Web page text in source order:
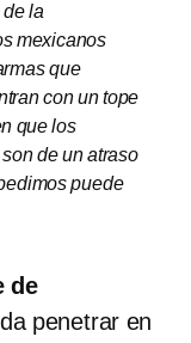
la
mexicanos
que
con un tope
que los
de un atraso
puede
de
penetrar en